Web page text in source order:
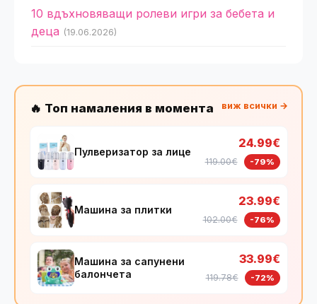
10 вдъхновяващи ролеви игри за бебета и
деца (19.06.2026)
🔥 Топ намаления в момента виж всички →
Пулверизатор за лице
24.99€
119.00€ -79%
Машина за плитки
23.99€
102.00€ -76%
Машина за сапунени
балончета
33.99€
119.78€ -72%